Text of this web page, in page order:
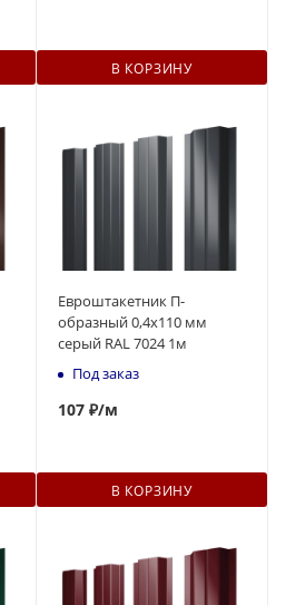
В КОРЗИНУ
Евроштакетник П-
образный 0,4x110 мм
серый RAL 7024 1м
Под заказ
107 ₽/м
В КОРЗИНУ